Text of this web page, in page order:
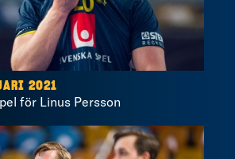
2021
för Linus Persson